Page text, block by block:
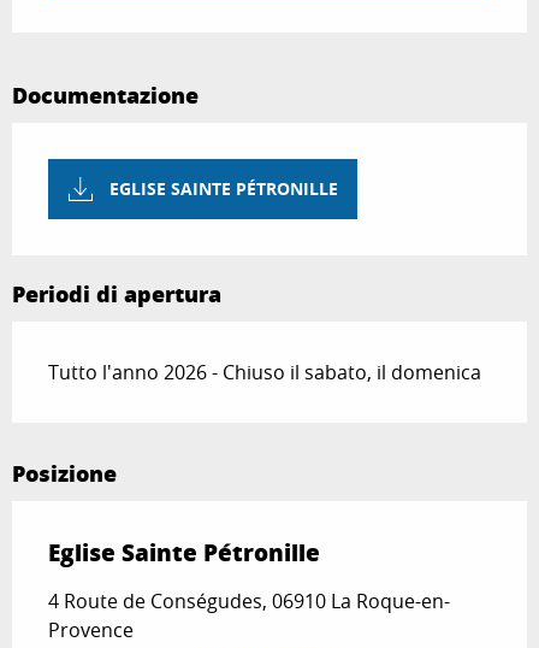
Documentazione
EGLISE SAINTE PÉTRONILLE
Periodi di apertura
Tutto l'anno 2026 - Chiuso il sabato, il domenica
Posizione
Eglise Sainte Pétronille
4 Route de Conségudes, 06910 La Roque-en-
Provence